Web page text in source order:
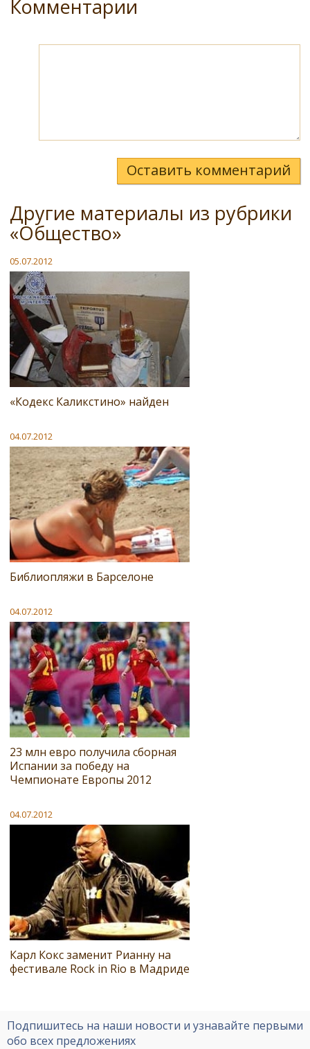
Комментарии
Оставить комментарий
Другие материалы из рубрики
«Общество»
05.07.2012
«Кодекс Каликстино» найден
04.07.2012
Библиопляжи в Барселоне
04.07.2012
23 млн евро получила сборная
Испании за победу на
Чемпионате Европы 2012
04.07.2012
Карл Кокс заменит Рианну на
фестивале Rock in Rio в Мадриде
Подпишитесь на наши новости и узнавайте первыми
обо всех предложениях